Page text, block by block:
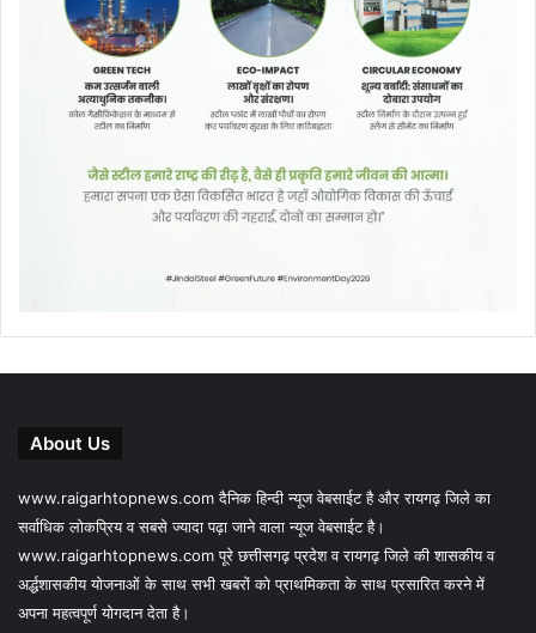
About Us
www.raigarhtopnews.com दैनिक हिन्दी न्यूज वेबसाईट है और रायगढ़ जिले का
सर्वाधिक लोकप्रिय व सबसे ज्यादा पढ़ा जाने वाला न्यूज वेबसाईट है।
www.raigarhtopnews.com पूरे छत्तीसगढ़ प्रदेश व रायगढ़ जिले की शासकीय व
अर्द्धशासकीय योजनाओं के साथ सभी खबरों को प्राथमिकता के साथ प्रसारित करने में
अपना महत्वपूर्ण योगदान देता है।